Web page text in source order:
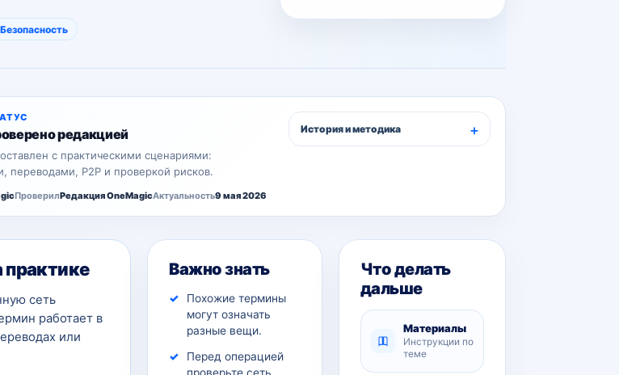
Безопасность
редакцией
с практическими сценариями:
переводами, P2P и проверкой рисков.
ПроверилРедакция OneMagicАктуальность9 мая 2026
История и методика
практике
сеть
работает в
или
Важно знать
Похожие термины
могут означать
разные вещи.
Перед операцией
Что делать
дальше
Материалы
Инструкции по
теме